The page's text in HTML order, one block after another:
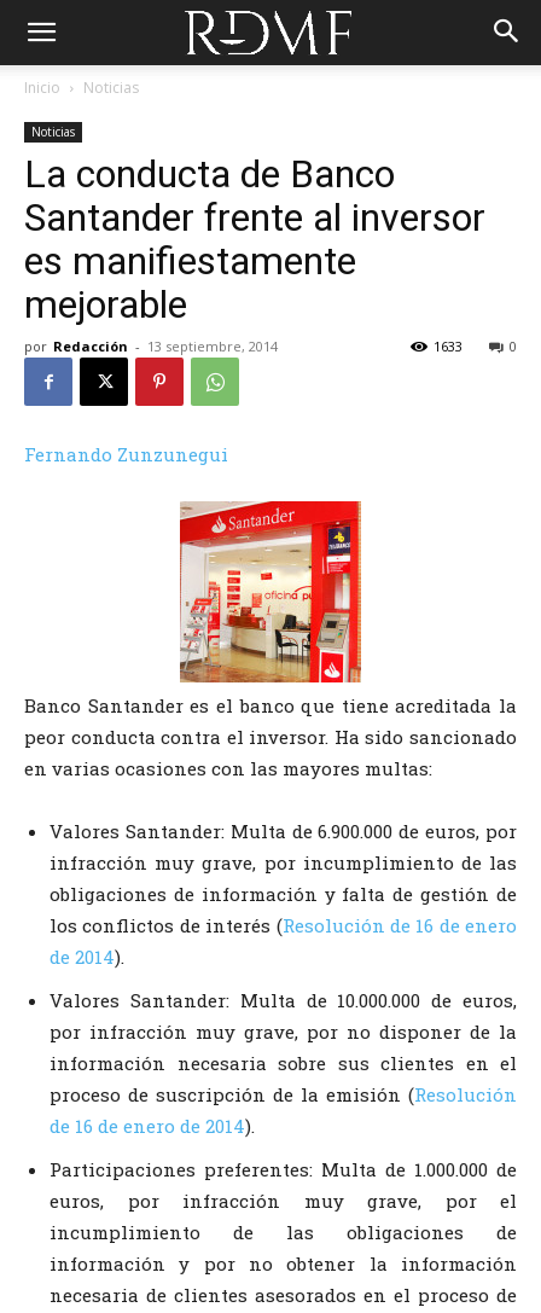
Inicio Noticias
Noticias
La conducta de Banco
Santander frente al inversor
es manifiestamente
mejorable
por Redacción - 13 septiembre, 2014 0
1633
Fernando Zunzunegui
Banco Santander es el banco que tiene acreditada la
peor conducta contra el inversor. Ha sido sancionado
en varias ocasiones con las mayores multas:
Valores Santander: Multa de 6.900.000 de euros, por
infracción muy grave, por incumplimiento de las
obligaciones de información y falta de gestión de
los conflictos de interés (Resolución de 16 de enero
de 2014).
Valores Santander: Multa de 10.000.000 de euros,
por infracción muy grave, por no disponer de la
información necesaria sobre sus clientes en el
proceso de suscripción de la emisión (Resolución
de 16 de enero de 2014).
Participaciones preferentes: Multa de 1.000.000 de
euros, por infracción muy grave, por el
incumplimiento de las obligaciones de
información y por no obtener la información
necesaria de clientes asesorados en el proceso de